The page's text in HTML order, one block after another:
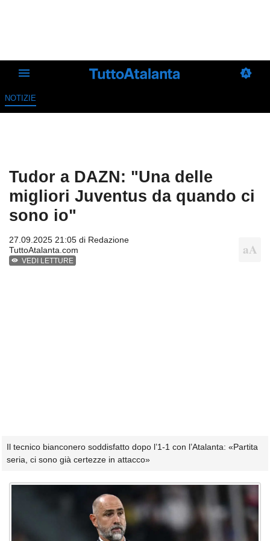
NOTIZIE
Tudor a DAZN: "Una delle
migliori Juventus da quando ci
sono io"
27.09.2025 21:05 di Redazione
TuttoAtalanta.com
VEDI LETTURE
Il tecnico bianconero soddisfatto dopo l’1-1 con l’Atalanta: «Partita
seria, ci sono già certezze in attacco»